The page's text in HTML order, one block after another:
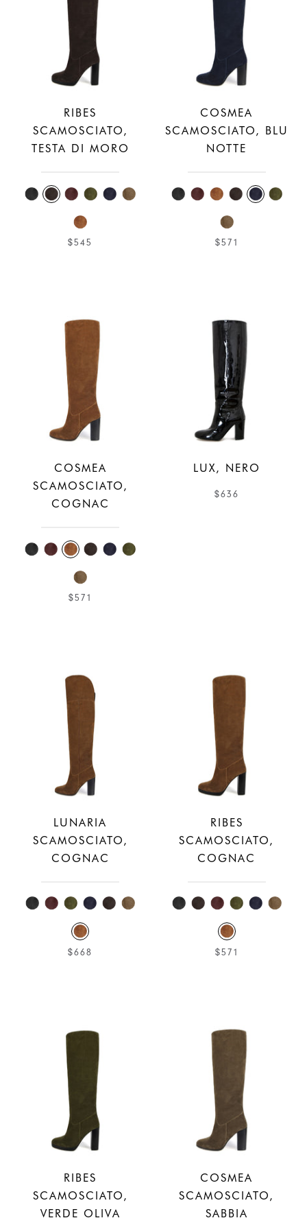
RIBES
SCAMOSCIATO,
TESTA DI MORO
$545
COSMEA
SCAMOSCIATO, BLU
NOTTE
$571
COSMEA
SCAMOSCIATO,
COGNAC
$571
LUX, NERO
$636
LUNARIA
SCAMOSCIATO,
COGNAC
$668
RIBES
SCAMOSCIATO,
COGNAC
$571
RIBES
SCAMOSCIATO,
VERDE OLIVA
COSMEA
SCAMOSCIATO,
SABBIA